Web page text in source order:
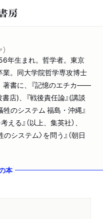
年生まれ。哲学者。東京
。同大学院哲学専攻博士
著書に、『記憶のエチカ――
店)、『戦後責任論』(講談
牲のシステム 福島・沖縄』
る』（以上、集英社）、
システム〉を問う』（朝日
本